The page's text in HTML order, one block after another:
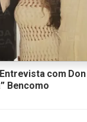
com
Bencomo